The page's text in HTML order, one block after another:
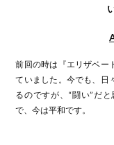
前回の時は『エリザベー
ていました。今でも、日
るのですが、“闘い”だ
で、今は平和です。